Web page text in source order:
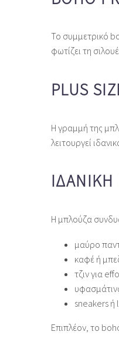
Το συμμετρικό
φωτίζει τη
PLUS
Η γραμμή της
λειτουργεί
ΙΔΑΝΙΚΉ
Η μπλούζα
μαύρο
καφέ ή
τζιν για
sneakers ή
Επιπλέον, το